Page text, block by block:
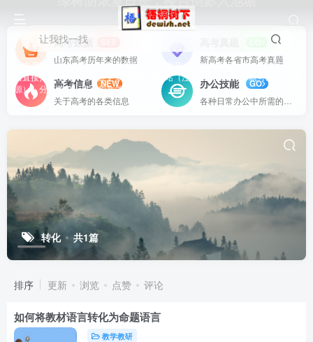
让我找一找
站内资源基本上都是一线教学实际使用的资源，配有WORD版本，可以下载
后直接打印使用。也欢迎更多老师加盟网站（注册登录成为用户就可以发布资
源），分享更好、更多的教学资源。
高考数据
山东高考历年来的数据
新高考各省市高考真题
高考信息
NEW
关于高考的各类信息
办公技能
GO
转化 共1篇
排序 更新 浏览 点赞 评论
如何将教材语言转化为命题语言
教学教研